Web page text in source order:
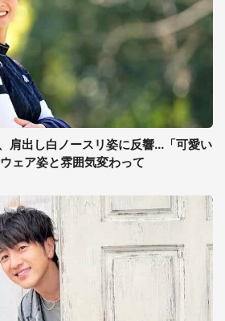
肩出し白ノースリ姿に反響...「可愛い
ェア姿と雰囲気変わって